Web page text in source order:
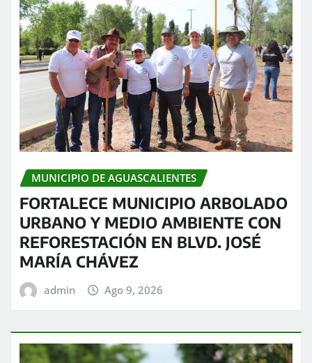
MUNICIPIO DE AGUASCALIENTES
FORTALECE MUNICIPIO ARBOLADO
URBANO Y MEDIO AMBIENTE CON
REFORESTACIÓN EN BLVD. JOSÉ
MARÍA CHÁVEZ
admin Ago 9, 2026